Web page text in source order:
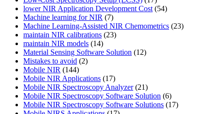
lower NIR Application Development Cost (54)
Machine learning for NIR (7)
Machine Learning-Assisted NIR Chemometrics (23)
maintain NIR calibrations (23)
maintain NIR models (14)
Material Sensing Software Solution (12)
Mistakes to avoid (2)
Mobile NIR (144)
Mobile NIR Applications (17)
Mobile NIR Spectroscopy Analyzer(21)
Mobile NIR Spectroscopy Software Solution (6)
Mobile NIR Spectroscopy Software Solutions (17)